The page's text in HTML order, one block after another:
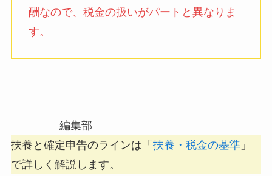
酬なので、税金の扱いがパートと異なりま
す。
編集部
扶養と確定申告のラインは「 扶養・税金の基準」
で詳しく解説します。